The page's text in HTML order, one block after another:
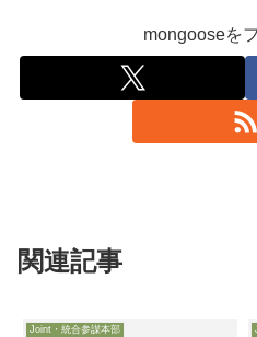
mongooseを
関連記事
Joint・統合参謀本部